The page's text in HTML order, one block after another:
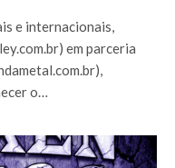
e internacionais,
em parceria
o…